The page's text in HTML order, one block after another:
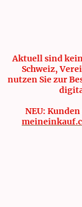
Aktuell sind
Schweiz,
nutzen Sie zur
NEU: